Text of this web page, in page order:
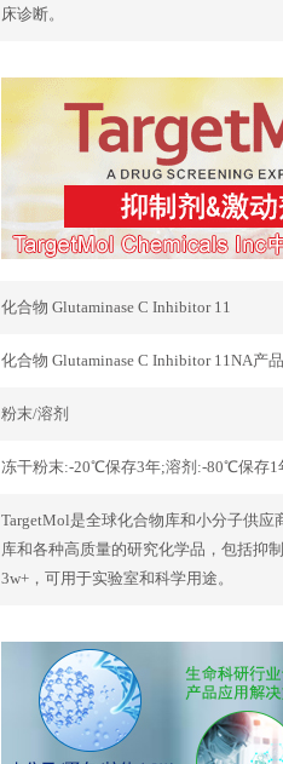
床诊断。
化合物 Glutaminase C Inhibitor 11
化合物 Glutaminase C Inhibitor 11NA产
粉末/溶剂
冻干粉末:-20℃保存3年;溶剂:-80℃保存1
TargetMol是全球化合物库和小分子供
库和各种高质量的研究化学品，包括抑
3w+，可用于实验室和科学用途。